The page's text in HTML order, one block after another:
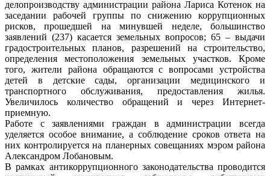
делопроизводству администрации района Лариса Котенок на
заседании рабочей группы по снижению коррупционных
рисков, прошедшей на минувшей неделе, большинство
заявлений (237) касается земельных вопросов; 65 – выдачи
градостроительных планов, разрешений на строительство,
определения местоположения земельных участков. Кроме
того, жители района обращаются с вопросами устройства
детей в детские сады, организации медицинского и
транспортного обслуживания, предоставления жилья.
Увеличилось количество обращений и через Интернет-
приемную.
Работе с заявлениями граждан в администрации всегда
уделяется особое внимание, а соблюдение сроков ответа на
них контролируется на планерных совещаниях мэром района
Александром Лобановым.
В рамках антикоррупционного законодательства проводится